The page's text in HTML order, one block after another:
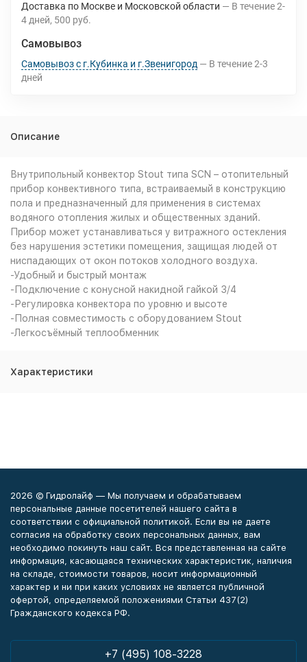
Доставка по Москве и Московской области В течение2-
4 дней 500 руб.
Самовывоз
Самовывоз с г.Кубинка и г.Звенигород В течение2-3
дней
Описание
Внутрипольный конвектор Stout типа SCN – отопительный
прибор конвективного типа, встраиваемый в конструкцию
пола и предназначенный для применения в системах
водяного отопления жилых и общественных зданий.
Прибор может устанавливаться у витражного остекления
без нарушения эстетики помещения, защищая людей от
ниспадающих от окон потоков холодного воздуха.
-Удобный и быстрый монтаж
-Подключение с конусной накидной гайкой 3/4
-Регулировка конвектора по уровню и высоте
-Полная совместимость с оборудованием Stout
-Легкосъёмный теплообменник
Характеристики
2026 © Гидролайф — Мы получаем и обрабатываем
персональные данные посетителей нашего сайта в
соответствии с официальной политикой. Если вы не даете
согласия на обработку своих персональных данных, вам
необходимо покинуть наш сайт. Вся представленная на сайте
информация, касающаяся технических характеристик, наличия
на складе, стоимости товаров, носит информационный
характер и ни при каких условиях не является публичной
офертой, определяемой положениями Статьи 437(2)
Гражданского кодекса РФ.
+7 (495) 108-3228